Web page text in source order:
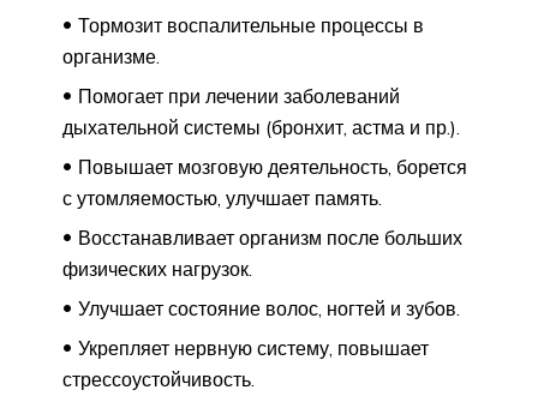
Тормозит воспалительные процессы в
организме.
Помогает при лечении заболеваний
дыхательной системы (бронхит, астма и пр.).
Повышает мозговую деятельность, борется
с утомляемостью, улучшает память.
Восстанавливает организм после больших
физических нагрузок.
Улучшает состояние волос, ногтей и зубов.
Укрепляет нервную систему, повышает
стрессоустойчивость.